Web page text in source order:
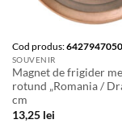
Cod produs:
SOUVENIR
Magnet de frigider
rotund „Romania /
cm
13,25 lei